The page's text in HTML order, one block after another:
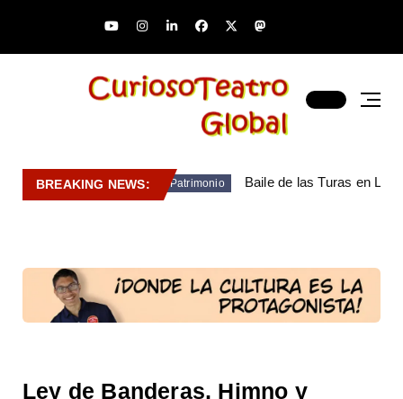
BREAKING NEWS: Patrimonio Baile de las Turas en
Ley de Banderas, Himno y